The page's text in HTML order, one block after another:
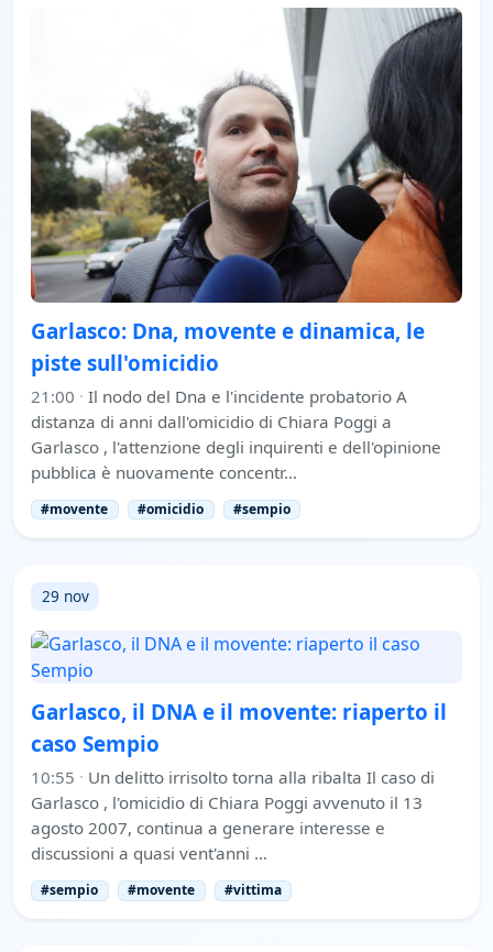
Garlasco: Dna, movente e dinamica, le
piste sull'omicidio
21:00 · Il nodo del Dna e l'incidente probatorio A
distanza di anni dall'omicidio di Chiara Poggi a
Garlasco , l'attenzione degli inquirenti e dell'opinione
pubblica è nuovamente concentr…
#movente #omicidio #sempio
29 nov
Garlasco, il DNA e il movente: riaperto il
caso Sempio
10:55 · Un delitto irrisolto torna alla ribalta Il caso di
Garlasco , l'omicidio di Chiara Poggi avvenuto il 13
agosto 2007, continua a generare interesse e
discussioni a quasi vent'anni …
#sempio #movente #vittima